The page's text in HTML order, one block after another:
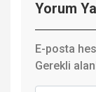
Yorum
E-posta
Gerekli